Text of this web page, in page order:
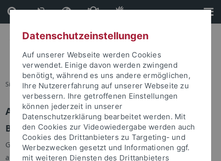
Direkt
zum
Inhalt
Direkt
zur
Fußleiste
Sie sind hier: Startseite
Anmelden
Benutzeranmeldung
Geben Sie Ihren Benutzernamen und Ihr Passwort an um sich
anzumelden:
Datenschutzeinstellungen
Auf unserer Webseite werden Cookies
verwendet. Einige davon werden zwingend
benötigt, während es uns andere ermöglichen,
Ihre Nutzererfahrung auf unserer Webseite zu
verbessern. Ihre getroffenen Einstellungen
können jederzeit in unserer
Datenschutzerklärung bearbeitet werden. Mit
den Cookies zur Videowiedergabe werden auch
Cookies des Drittanbieters zu Targeting- und
Werbezwecken gesetzt und Informationen ggf.
mit weiteren Diensten des Drittanbieters